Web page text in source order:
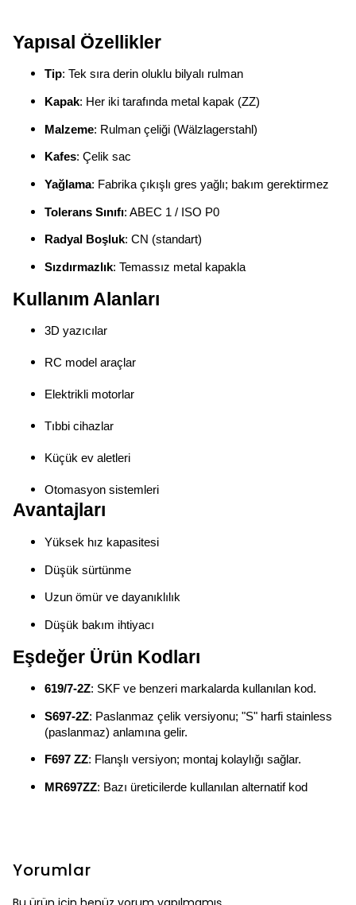
Yapısal Özellikler
Tip: Tek sıra derin oluklu bilyalı rulman
Kapak: Her iki tarafında metal kapak (ZZ)
Malzeme: Rulman çeliği (Wälzlagerstahl)
Kafes: Çelik sac
Yağlama: Fabrika çıkışlı gres yağlı; bakım gerektirmez
Tolerans Sınıfı: ABEC 1 / ISO P0
Radyal Boşluk: CN (standart)
Sızdırmazlık: Temassız metal kapakla
Kullanım Alanları
3D yazıcılar
RC model araçlar
Elektrikli motorlar
Tıbbi cihazlar
Küçük ev aletleri
Otomasyon sistemleri
Avantajları
Yüksek hız kapasitesi
Düşük sürtünme
Uzun ömür ve dayanıklılık
Düşük bakım ihtiyacı
Eşdeğer Ürün Kodları
619/7-2Z: SKF ve benzeri markalarda kullanılan kod.
S697-2Z: Paslanmaz çelik versiyonu; "S" harfi stainless
(paslanmaz) anlamına gelir.
F697 ZZ: Flanşlı versiyon; montaj kolaylığı sağlar.
MR697ZZ: Bazı üreticilerde kullanılan alternatif kod
Yorumlar